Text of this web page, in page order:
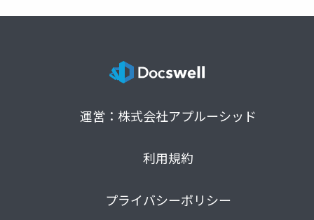
運営：株式会社アプルーシッド
利用規約
プライバシーポリシー